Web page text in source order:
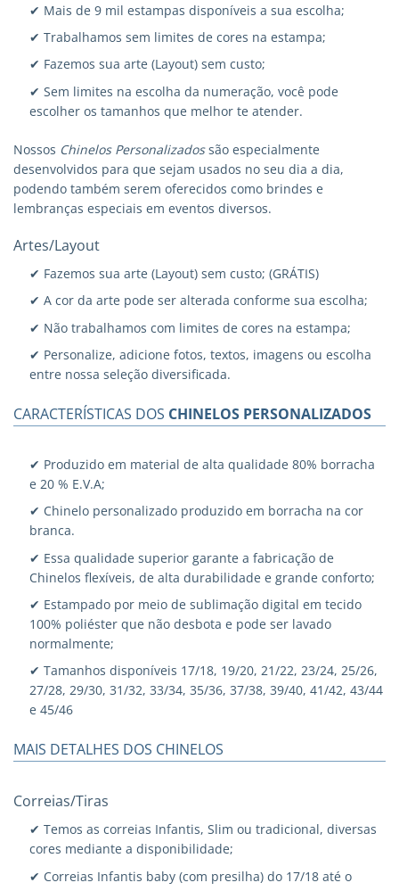
✔ Mais de 9 mil estampas disponíveis a sua escolha;
✔ Trabalhamos sem limites de cores na estampa;
✔ Fazemos sua arte (Layout) sem custo;
✔ Sem limites na escolha da numeração, você pode
escolher os tamanhos que melhor te atender.
Nossos Chinelos Personalizadossão especialmente
desenvolvidos para que sejam usados no seu dia a dia,
podendo também serem oferecidos como brindes e
lembranças especiais em eventos diversos.
Artes/Layout
✔ Fazemos sua arte (Layout) sem custo; (GRÁTIS)
✔ A cor da arte pode ser alterada conforme sua escolha;
✔ Não trabalhamos com limites de cores na estampa;
✔ Personalize, adicione fotos, textos, imagens ou escolha
entre nossa seleção diversificada.
CARACTERÍSTICAS DOS CHINELOS PERSONALIZADOS
✔ Produzido em material de alta qualidade 80% borracha
e 20 % E.V.A;
✔ Chinelo personalizado produzido em borracha na cor
branca.
✔ Essa qualidade superior garante a fabricação de
Chinelos flexíveis, de alta durabilidade e grande conforto;
✔ Estampado por meio de sublimação digital em tecido
100% poliéster que não desbota e pode ser lavado
normalmente;
✔ Tamanhos disponíveis 17/18, 19/20, 21/22, 23/24, 25/26,
27/28, 29/30, 31/32, 33/34, 35/36, 37/38, 39/40, 41/42, 43/44
e 45/46
MAIS DETALHES DOS CHINELOS
Correias/Tiras
✔ Temos as correias Infantis, Slim ou tradicional, diversas
cores mediante a disponibilidade;
✔ Correias Infantis baby (com presilha) do 17/18 até o